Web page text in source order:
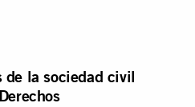
de la sociedad civil